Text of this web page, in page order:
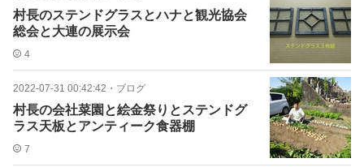
村長のステンドグラスとハナと観光協会
総会と大連の展示会
4
2022-07-31 00:42:42 ・ ブログ
村長の会社菜園と絵金祭りとステンドグ
ラス天板とアンティーク食器棚
7